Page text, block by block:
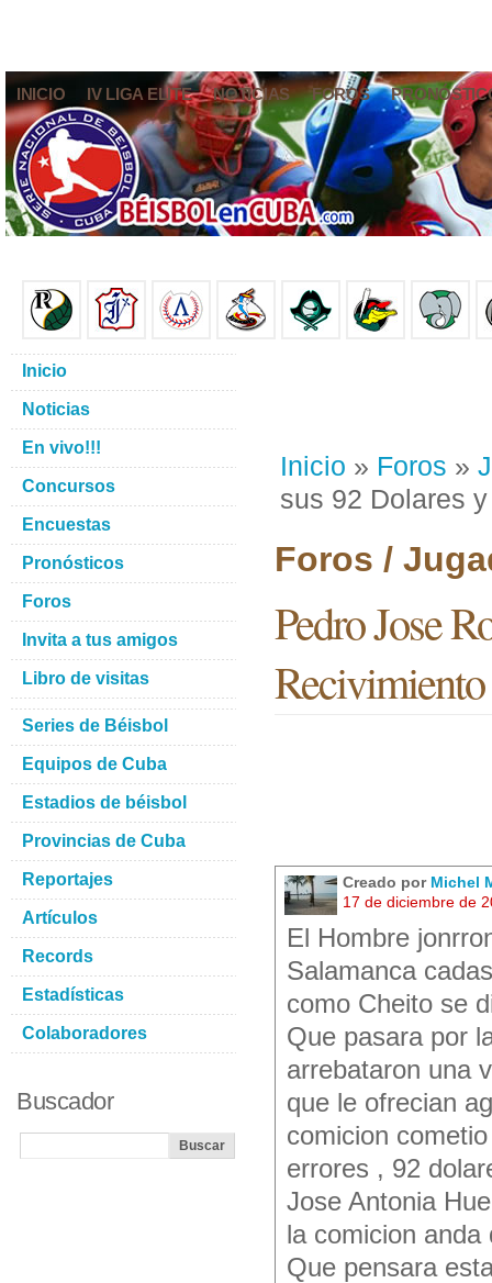
INICIO IV LIGA ELITE NOTICIAS FOROS
Inicio » Foros »
sus 92 Dolares
Foros /
Pedro Jose
Recivimiento
Creado por Michel
17 de diciembre de
El Hombre
Salamanca
como Cheito se
Que pasara por
arrebataron una
que le ofrecian
comicion
errores , 92
Jose Antonia
la comicion
Que pensara
Inicio
Noticias
En vivo!!!
Concursos
Encuestas
Pronósticos
Foros
Invita a tus amigos
Libro de visitas
Series de Béisbol
Equipos de Cuba
Estadios de béisbol
Provincias de Cuba
Reportajes
Artículos
Records
Estadísticas
Colaboradores
Buscador